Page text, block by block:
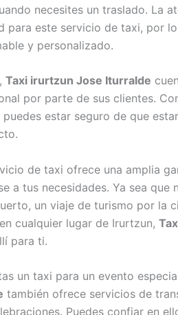
necesites un traslado. La
para este servicio de taxi, por
y personalizado.
Taxi irurtzun Jose Iturralde
por parte de sus clientes.
puedes estar seguro de que
de taxi ofrece una amplia
a tus necesidades. Ya sea que
un viaje de turismo por la
cualquier lugar de Irurtzun,
para ti.
un taxi para un evento
también ofrece servicios de
Puedes confiar en